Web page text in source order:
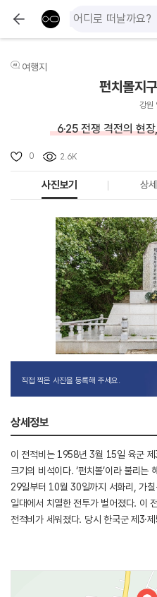
여행지
펀치볼지
강원
6·25 전쟁 격전의 현
0 2.6K
사진보기 상
직접 찍은 사진을 등록해 주세요.
상세정보
이 전적비는 1958년 3월 15일 육군
크기의 비석이다. ‘펀치볼’이라 불리
29일부터 10월 30일까지 서화리, 가
일대에서 치열한 전투가 벌어졌다. 이
전적비가 세워졌다. 당시 한국군 제3·